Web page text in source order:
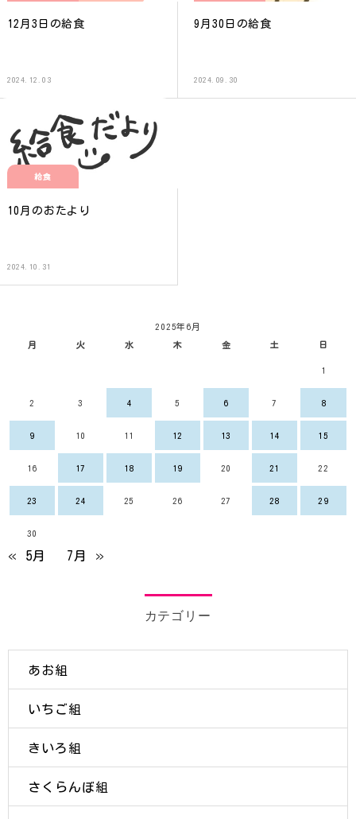
12月3日の給食
2024.12.03
9月30日の給食
2024.09.30
給食
10月のおたより
2024.10.31
2025年6月
月 火 水 木 金 土 日
1
2 3 4 5 6 7 8
9 10 11 12 13 14 15
16 17 18 19 20 21 22
23 24 25 26 27 28 29
30
« 5月 7月 »
カテゴリー
あお組
いちご組
きいろ組
さくらんぼ組